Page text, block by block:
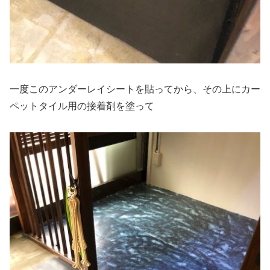
一度このアンダーレイシートを貼ってから、その上にカー
ペットタイル用の接着剤を塗って